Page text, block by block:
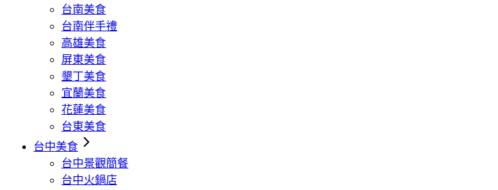
台南美食
台南伴手禮
高雄美食
屏東美食
墾丁美食
宜蘭美食
花蓮美食
台東美食
台中美食
台中景觀簡餐
台中火鍋店